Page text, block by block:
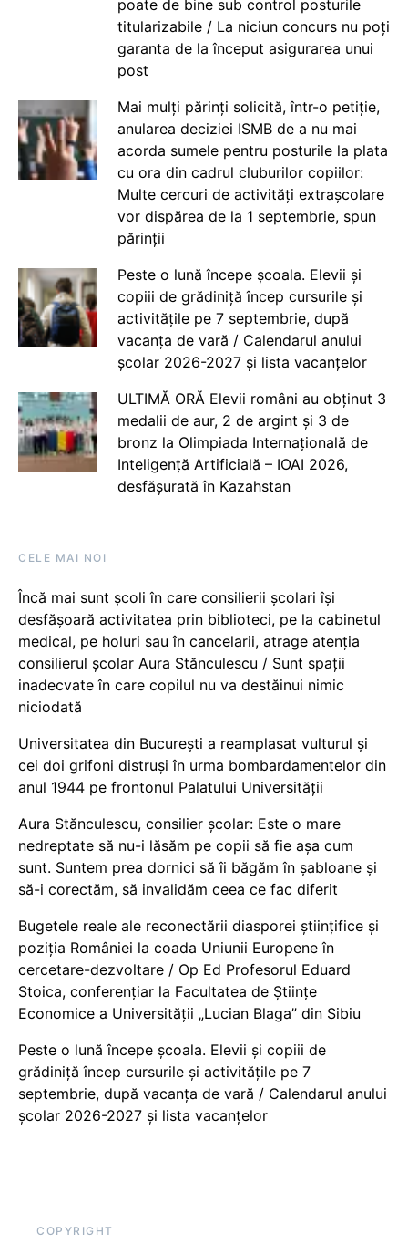
poate de bine sub control posturile
titularizabile / La niciun concurs nu poți
garanta de la început asigurarea unui
post
Mai mulți părinți solicită, într-o petiție,
anularea deciziei ISMB de a nu mai
acorda sumele pentru posturile la plata
cu ora din cadrul cluburilor copiilor:
Multe cercuri de activități extrașcolare
vor dispărea de la 1 septembrie, spun
părinții
Peste o lună începe școala. Elevii și
copiii de grădiniță încep cursurile și
activitățile pe 7 septembrie, după
vacanța de vară / Calendarul anului
școlar 2026-2027 și lista vacanțelor
ULTIMĂ ORĂ Elevii români au obținut 3
medalii de aur, 2 de argint și 3 de
bronz la Olimpiada Internațională de
Inteligență Artificială – IOAI 2026,
desfășurată în Kazahstan
CELE MAI NOI
Încă mai sunt școli în care consilierii școlari își
desfășoară activitatea prin biblioteci, pe la cabinetul
medical, pe holuri sau în cancelarii, atrage atenția
consilierul școlar Aura Stănculescu / Sunt spații
inadecvate în care copilul nu va destăinui nimic
niciodată
Universitatea din București a reamplasat vulturul și
cei doi grifoni distruși în urma bombardamentelor din
anul 1944 pe frontonul Palatului Universității
Aura Stănculescu, consilier școlar: Este o mare
nedreptate să nu-i lăsăm pe copii să fie așa cum
sunt. Suntem prea dornici să îi băgăm în șabloane și
să-i corectăm, să invalidăm ceea ce fac diferit
Bugetele reale ale reconectării diasporei științifice și
poziția României la coada Uniunii Europene în
cercetare-dezvoltare / Op Ed Profesorul Eduard
Stoica, conferențiar la Facultatea de Științe
Economice a Universității „Lucian Blaga” din Sibiu
Peste o lună începe școala. Elevii și copiii de
grădiniță încep cursurile și activitățile pe 7
septembrie, după vacanța de vară / Calendarul anului
școlar 2026-2027 și lista vacanțelor
COPYRIGHT